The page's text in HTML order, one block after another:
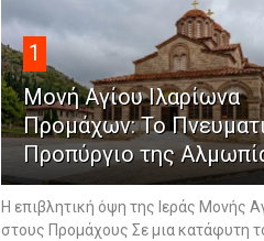
1
Μονή Αγίου Ιλαρίωνα
Προμάχων: Το
Προπύργιο της
Η επιβλητική όψη της Ιεράς Μονής
στους Προμάχους Σε μια κατάφυτη